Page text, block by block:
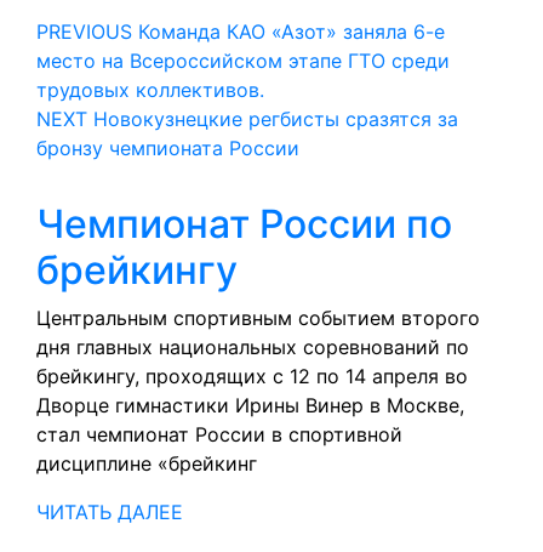
Навигация
по
записям
PREVIOUS Предыдущая
запись:
Команда КАО «Азот» заняла 6-е
место на Всероссийском этапе ГТО среди
трудовых коллективов.
NEXT Следующая
запись:
Новокузнецкие регбисты сразятся за
бронзу чемпионата России
Чемпионат России по
брейкингу
России
по
брейкингу
Центральным спортивным событием второго
дня главных национальных соревнований по
брейкингу, проходящих с 12 по 14 апреля во
Дворце гимнастики Ирины Винер в Москве,
стал чемпионат России в спортивной
дисциплине «брейкинг
ЧИТАТЬ ДАЛЕЕ